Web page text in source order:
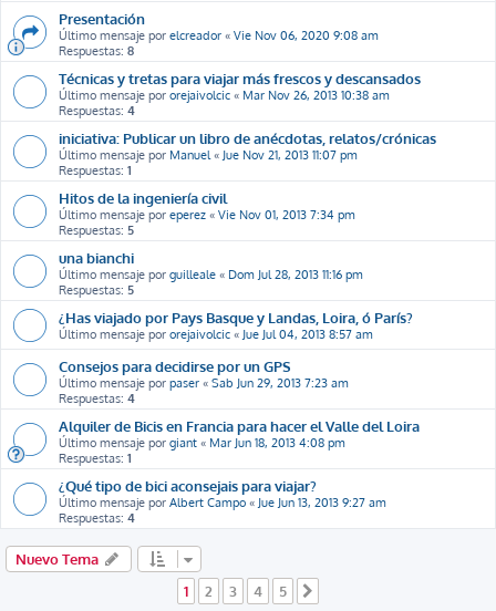
Presentación
Último mensaje por elcreador « Vie Nov 06, 2020 9:08 am
Respuestas: 8
Técnicas y tretas para viajar más frescos y descansados
Último mensaje por orejaivolcic « Mar Nov 26, 2013 10:38 am
Respuestas: 4
iniciativa: Publicar un libro de anécdotas, relatos/crónicas
Último mensaje por Manuel« Jue Nov 21, 2013 11:07 pm
Respuestas: 1
Hitos de la ingeniería civil
Último mensaje por eperez « Vie Nov 01, 2013 7:34 pm
Respuestas: 5
una bianchi
Último mensaje por guilleale « Dom Jul 28, 2013 11:16 pm
Respuestas: 5
¿Has viajado por Pays Basque y Landas, Loira, ó París?
Último mensaje por orejaivolcic « Jue Jul 04, 2013 8:57 am
Consejos para decidirse por un GPS
Último mensaje por paser « Sab Jun 29, 2013 7:23 am
Respuestas: 4
Alquiler de Bicis en Francia para hacer el Valle del Loira
Último mensaje por giant « Mar Jun 18, 2013 4:08 pm
Respuestas: 1
¿Qué tipo de bici aconsejais para viajar?
Último mensaje por Albert Campo « Jue Jun 13, 2013 9:27 am
Respuestas: 4
Nuevo Tema
1
2 3 4 5